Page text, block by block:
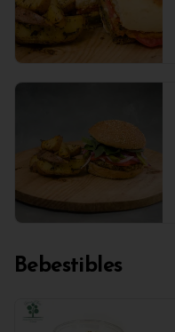
Bebestibles